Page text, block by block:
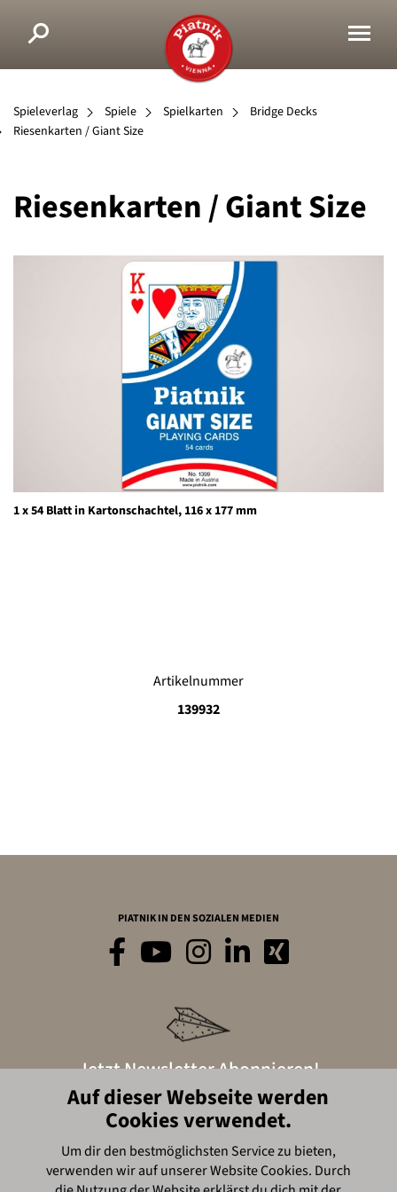
Spieleverlag Spiele Spielkarten
Bridge Decks
Riesenkarten / Giant Size
Riesenkarten / Giant Size
1 x 54 Blatt in Kartonschachtel, 116 x 177 mm
Artikelnummer
139932
PIATNIK IN DEN SOZIALEN MEDIEN
Jetzt Newsletter Abonnieren!
Hier anmelden
© Piatnik, 2016
Auf dieser Webseite werden
Cookies verwendet.
Um dir den bestmöglichsten Service zu bieten,
verwenden wir auf unserer Website Cookies. Durch